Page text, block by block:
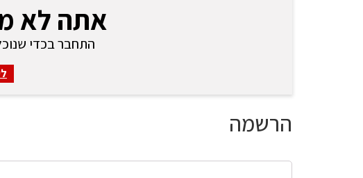
אתה לא
התחבר בכדי
הרשמה